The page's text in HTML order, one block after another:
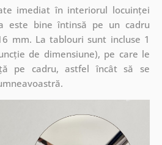
imediat în interiorul locuinței
este bine întinsă pe un cadru
mm. La tablouri sunt incluse 1
de dimensiune), pe care le
pe cadru, astfel încât să se